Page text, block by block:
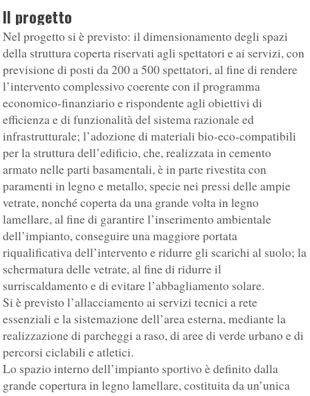
Il progetto
Nel progetto si è previsto: il dimensionamento degli spazi
della struttura coperta riservati agli spettatori e ai servizi, con
previsione di posti da 200 a 500 spettatori, al fine di rendere
l’intervento complessivo coerente con il programma
economico-finanziario e rispondente agli obiettivi di
efficienza e di funzionalità del sistema razionale ed
infrastrutturale; l’adozione di materiali bio-eco-compatibili
per la struttura dell’edificio, che, realizzata in cemento
armato nelle parti basamentali, è in parte rivestita con
paramenti in legno e metallo, specie nei pressi delle ampie
vetrate, nonché coperta da una grande volta in legno
lamellare, al fine di garantire l’inserimento ambientale
dell’impianto, conseguire una maggiore portata
riqualificativa dell’intervento e ridurre gli scarichi al suolo; la
schermatura delle vetrate, al fine di ridurre il
surriscaldamento e di evitare l’abbagliamento solare.
Si è previsto l’allacciamento ai servizi tecnici a rete
essenziali e la sistemazione dell’area esterna, mediante la
realizzazione di parcheggi a raso, di aree di verde urbano e di
percorsi ciclabili e atletici.
Lo spazio interno dell’impianto sportivo è definito dalla
grande copertura in legno lamellare, costituita da un’unica